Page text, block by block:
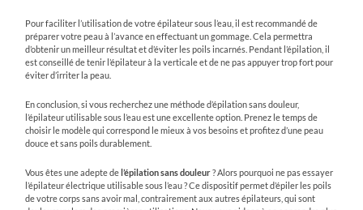
Pour faciliter l’utilisation de votre épilateur sous l’eau, il est recommandé de
préparer votre peau à l’avance en effectuant un gommage. Cela permettra
d’obtenir un meilleur résultat et d’éviter les poils incarnés. Pendant l’épilation, il
est conseillé de tenir l’épilateur à la verticale et de ne pas appuyer trop fort pour
éviter d’irriter la peau.
En conclusion, si vous recherchez une méthode d’épilation sans douleur,
l’épilateur utilisable sous l’eau est une excellente option. Prenez le temps de
choisir le modèle qui correspond le mieux à vos besoins et profitez d’une peau
douce et sans poils durablement.
Vous êtes une adepte del’épilation sans douleur? Alors pourquoi ne pas essayer
l’épilateur électrique utilisable sous l’eau ? Ce dispositif permet d’épiler les poils
de votre corps sans avoir mal, contrairement aux autres épilateurs, qui sont